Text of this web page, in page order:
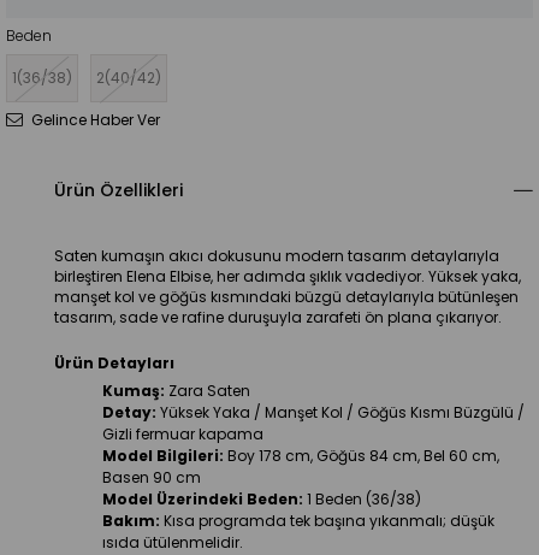
Beden
1(36/38) 2(40/42)
Gelince Haber Ver
Ürün Özellikleri
Saten kumaşın akıcı dokusunu modern tasarım detaylarıyla
birleştiren Elena Elbise, her adımda şıklık vadediyor. Yüksek yaka,
manşet kol ve göğüs kısmındaki büzgü detaylarıyla bütünleşen
tasarım, sade ve rafine duruşuyla zarafeti ön plana çıkarıyor.
Ürün Detayları
Kumaş: Zara Saten
Detay: Yüksek Yaka / Manşet Kol / Göğüs Kısmı Büzgülü /
Gizli fermuar kapama
Model Bilgileri: Boy 178 cm, Göğüs 84 cm, Bel 60 cm,
Basen 90 cm
Model Üzerindeki Beden: 1 Beden (36/38)
Bakım: Kısa programda tek başına yıkanmalı; düşük
ısıda ütülenmelidir.